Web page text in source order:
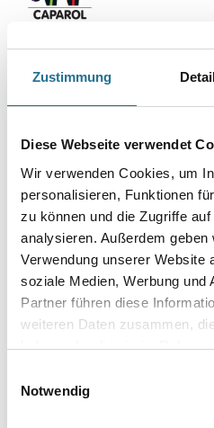
Zustimmung
Diese Webseite verwendet
Wir verwenden Cookies, um
personalisieren, Funktionen
zu können und die Zugriffe
analysieren. Außerdem
Verwendung unserer Website
soziale Medien, Werbung und
Partner führen diese
weiteren Daten zusammen,
haben oder die sie im
Notwendig
Art-Nr.:1001-002039
Mineralischer Feinputz für plane,
Gebinde
Umrechnungsfaktoren